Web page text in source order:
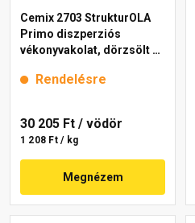
Cemix 2703 StrukturOLA
Primo diszperziós
vékonyvakolat, dörzsölt 2
Rendelésre
30 205 Ft / vödör
1 208 Ft / kg
Megnézem